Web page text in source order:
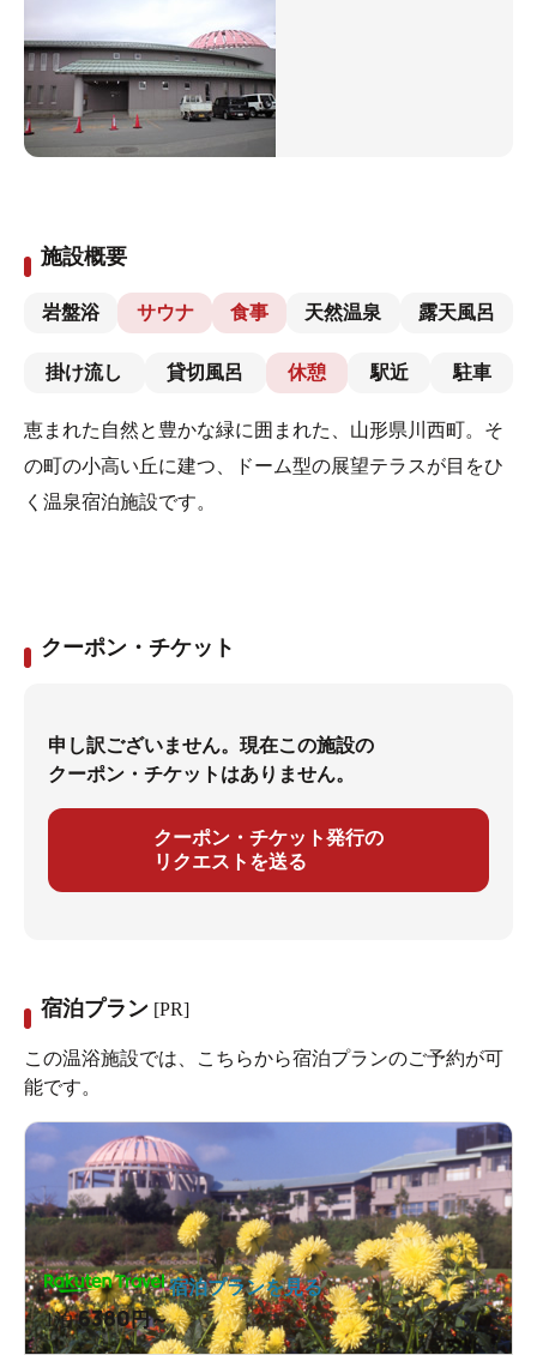
施設概要
岩盤浴 サウナ 食事 天然温泉 露天風呂
掛け流し 貸切風呂 休憩 駅近 駐車
恵まれた自然と豊かな緑に囲まれた、山形県川西町。そ
の町の小高い丘に建つ、ドーム型の展望テラスが目をひ
く温泉宿泊施設です。
クーポン・チケット
申し訳ございません。現在この施設の
クーポン・チケットはありません。
クーポン・チケット発行の
リクエストを送る
宿泊プラン [PR]
この温浴施設では、こちらから宿泊プランのご予約が可
能です。
1泊6380円～
宿泊プランを見る